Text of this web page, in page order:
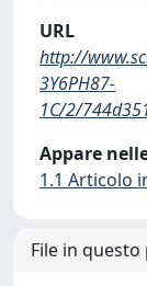
URL
http://
3Y6PH87-
1C/2/
Appare
1.1 Articolo
File in